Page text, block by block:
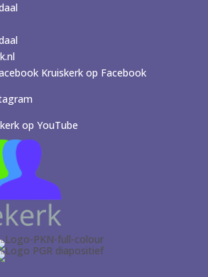
Kruiskerk op Facebook
op YouTube